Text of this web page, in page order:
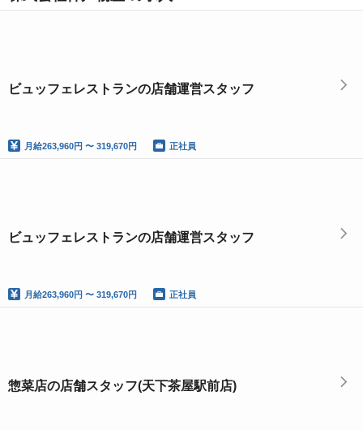
ビュッフェレストランの店舗運営スタッフ
月給263,960円 〜 319,670円 正社員
ビュッフェレストランの店舗運営スタッフ
月給263,960円 〜 319,670円 正社員
惣菜店の店舗スタッフ(天下茶屋駅前店)